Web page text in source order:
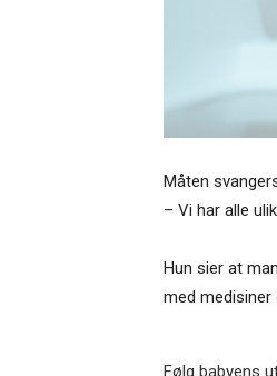
Måten
– Vi har alle
Hun sier at
med medisiner
Følg babyens